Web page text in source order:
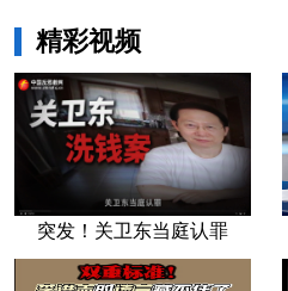
精彩视频
突发！关卫东当庭认罪